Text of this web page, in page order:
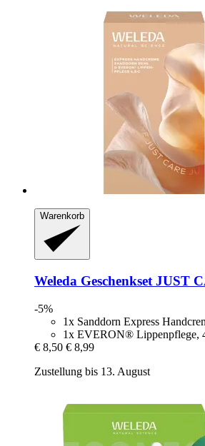
Warenkorb
Weleda Geschenkset JUST
-5%
1x Sanddorn Express
1x EVERON® Lippenpflege,
€ 8,50 € 8,99
Zustellung bis 13. August